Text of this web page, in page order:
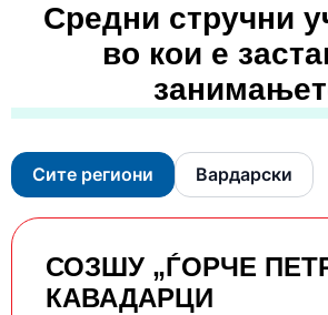
Средни стручни
во кои е
Сите региони Вардарски
СОЗШУ „ЃОРЧЕ
КАВАДАРЦИ